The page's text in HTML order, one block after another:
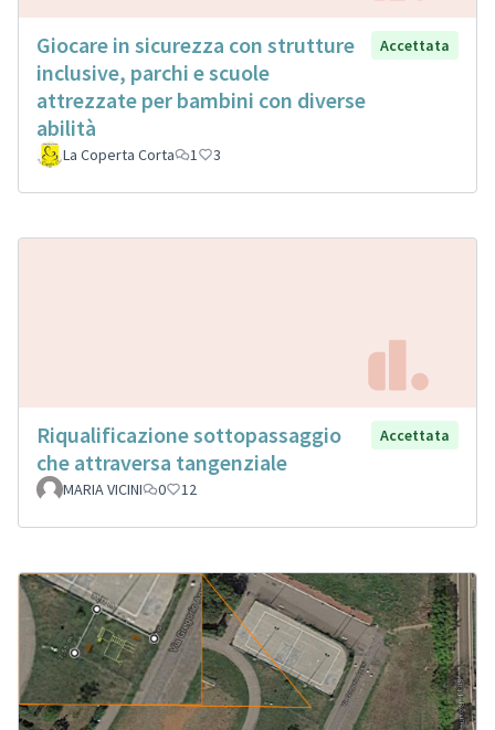
Giocare in sicurezza con strutture
inclusive, parchi e scuole
attrezzate per bambini con diverse
abilità
Accettata
La Coperta Corta 1 3
Riqualificazione sottopassaggio
che attraversa tangenziale
Accettata
MARIA VICINI 0 12